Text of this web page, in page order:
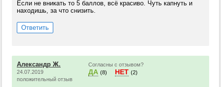
Если не вникать то 5 баллов, всё красиво. Чуть капнуть и
находишь, за что снизить.
Ответить
Александр Ж.
24.07.2019
положительный отзыв
Согласны с отзывом?
ДА (8) НЕТ (2)